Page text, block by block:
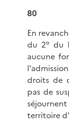
80
En
du 2° du
aucune
droits de
pas de
territoire